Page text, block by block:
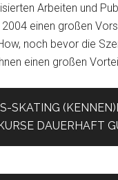
Arbeiten und
einen großen
noch bevor die
einen großen
SKATING
DAUERHAFT